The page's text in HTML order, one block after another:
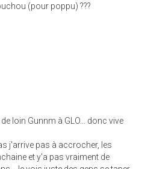
(pour poppu) ???
loin Gunnm à GLO... donc vive
j'arrive pas à accrocher, les
et y'a pas vraiment de